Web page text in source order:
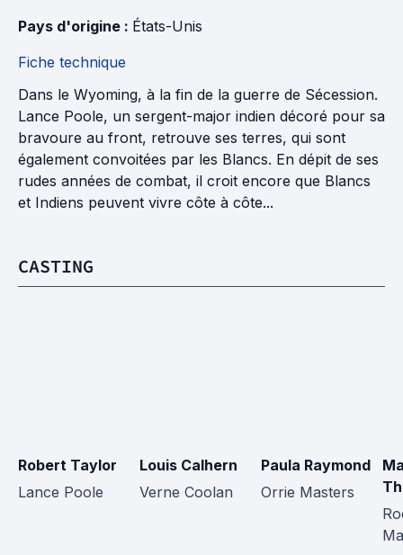
Pays d'origine : États-Unis
Fiche technique
Dans le Wyoming, à la fin de la guerre de Sécession.
Lance Poole, un sergent-major indien décoré pour sa
bravoure au front, retrouve ses terres, qui sont
également convoitées par les Blancs. En dépit de ses
rudes années de combat, il croit encore que Blancs
et Indiens peuvent vivre côte à côte...
CASTING
Robert Taylor
Lance Poole
Louis Calhern
Verne Coolan
Paula Raymond
Orrie Masters